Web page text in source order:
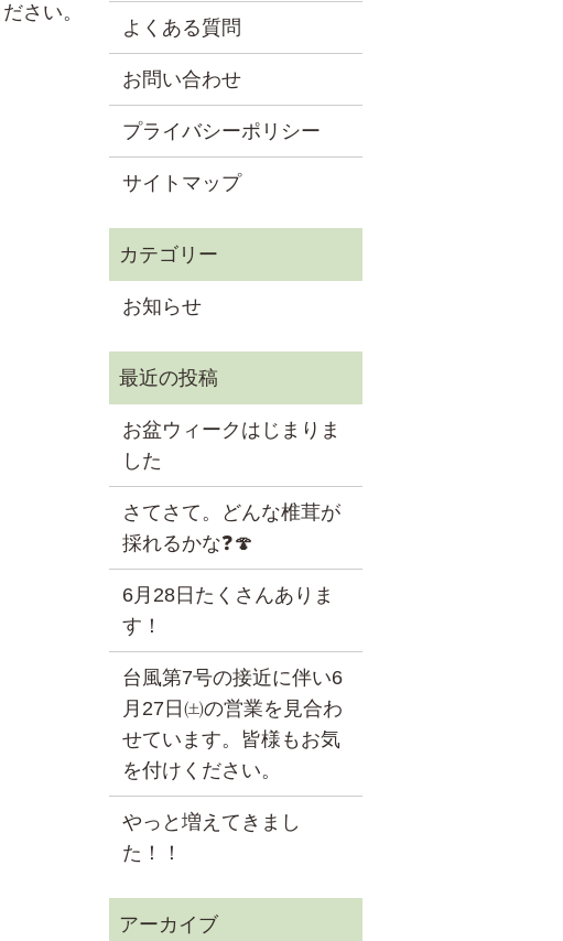
さい。
よくある質問
お問い合わせ
プライバシーポリシー
サイトマップ
お知らせ
お盆ウィークはじまりま
した
さてさて。どんな椎茸が
採れるかな❓🍄
6月28日たくさんありま
す！
台風第7号の接近に伴い6
月27日㈯の営業を見合わ
せています。皆様もお気
を付けください。
やっと増えてきまし
た！！